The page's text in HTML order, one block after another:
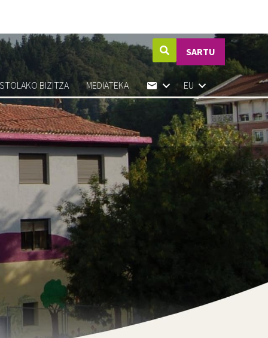
SARTU
BIZITZA MEDIATEKA EU